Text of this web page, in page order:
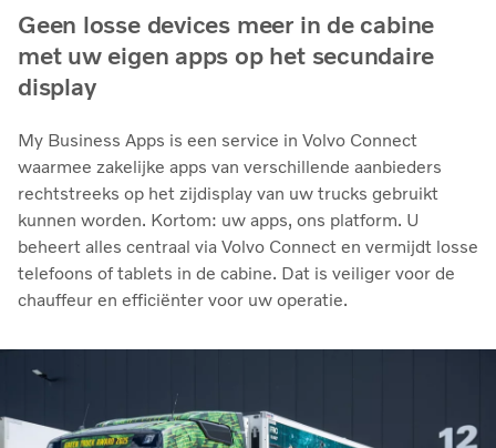
Geen losse devices meer in de cabine
met uw eigen apps op het secundaire
display
My Business Apps is een service in Volvo Connect
waarmee zakelijke apps van verschillende aanbieders
rechtstreeks op het zijdisplay van uw trucks gebruikt
kunnen worden. Kortom: uw apps, ons platform. U
beheert alles centraal via Volvo Connect en vermijdt losse
telefoons of tablets in de cabine. Dat is veiliger voor de
chauffeur en efficiënter voor uw operatie.